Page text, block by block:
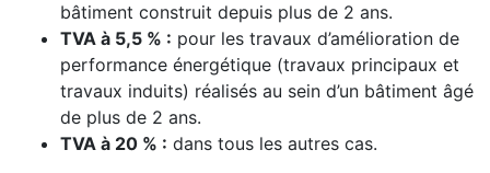
bâtiment construit depuis plus de 2 ans.
TVA à 5,5 % : pour les travaux d’amélioration de
performance énergétique (travaux principaux et
travaux induits) réalisés au sein d’un bâtiment âgé
de plus de 2 ans.
TVA à 20 % : dans tous les autres cas.